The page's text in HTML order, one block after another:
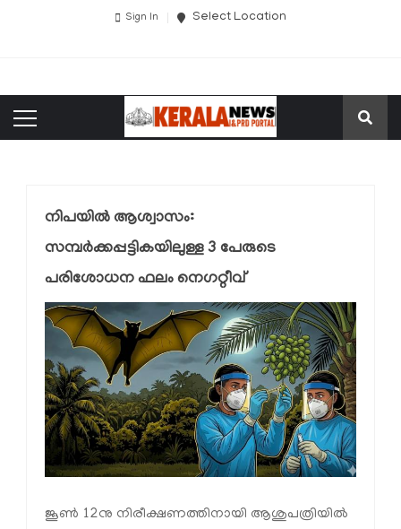
Sign In Select Location
നിപയിൽ ആശ്വാസം:
സമ്പർക്കപ്പട്ടികയിലുള്ള 3 പേരുടെ
പരിശോധന ഫലം നെഗറ്റീവ്
ജൂൺ 12നു നിരീക്ഷണത്തിനായി ആശുപത്രിയിൽ